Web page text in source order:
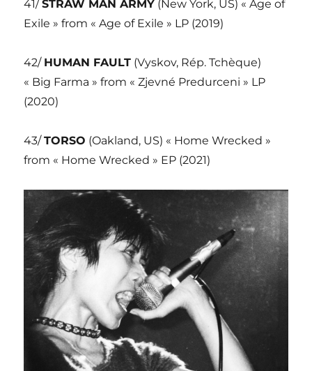
41/STRAW MAN ARMY (New York, US) « Age of
Exile » from « Age of Exile » LP (2019)
42/ HUMAN FAULT (Vyskov, Rép. Tchèque)
« Big Farma » from « Zjevné Predurceni » LP
(2020)
43/TORSO (Oakland, US) « Home Wrecked »
from « Home Wrecked » EP (2021)